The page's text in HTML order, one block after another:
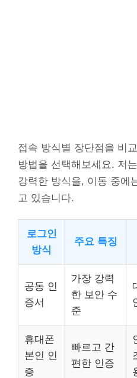
접속 방식별 장단점을 비
방법을 선택해보세요. 저
강력한 방식을, 이동 중에
고 있습니다.
로그인
방식
주요 특징
공동 인
증서
가장 강력
한 보안 수
준
휴대폰
본인 인
증
빠르고 간
편한 인증